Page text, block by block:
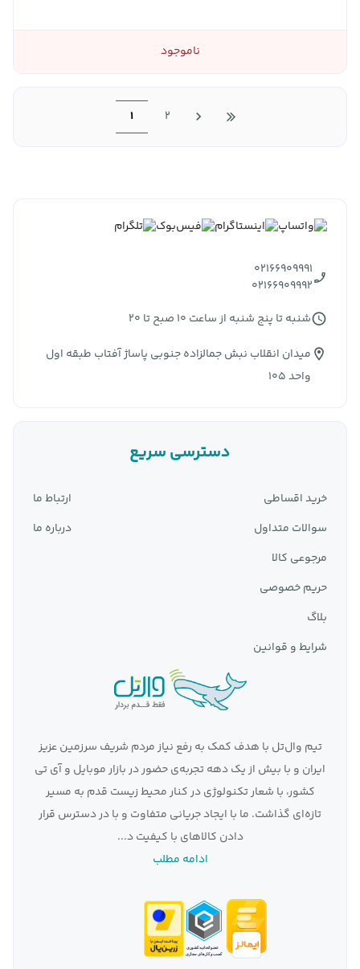
ناموجود
1 2
02166909991
02166909992
شنبه تا پنج شنبه از ساعت 10 صبح تا 20
میدان انقلاب نبش جمالزاده جنوبی پاساژ آفتاب طبقه اول
واحد 105
دسترسی سریع
خرید اقساطی
سوالات متداول
مرجوعی کالا
حریم خصوصی
بلاگ
شرایط و قوانین
ارتباط ما
درباره ما
تیم وال‌تل با هدف کمک به رفع نیاز مردم شریف سرزمین عزیز
ایران و با بیش از یک دهه تجربه‌ی حضور در بازار موبایل و آی تی
کشور، با شعار تکنولوژی در کنار محیط زیست قدم به مسیر
تازه‌ای گذاشت. ما با ایجاد جریانی متفاوت و با در دسترس قرار
دادن کالاهای با کیفیت د...
ادامه مطلب